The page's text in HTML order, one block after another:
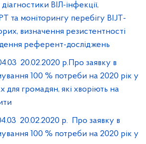
ВІЛ-інфекції,
та моніторингу перебігу BIJT-
визначення резистентності
референт-досліджень
20.02.2020 р.Про заявку в
100 % потреби на 2020 рік у
для громадян, які хворіють на
20.02.2020 р. Про заявку в
100 % потреби на 2020 рік у